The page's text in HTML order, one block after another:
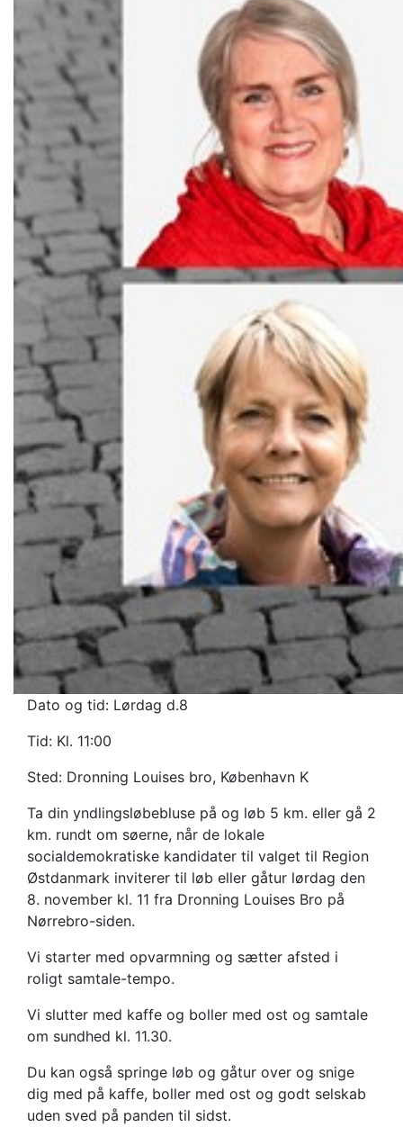
Dato og tid: Lørdag d.8
Tid: Kl. 11:00
Sted: Dronning Louises bro, København K
Ta din yndlingsløbebluse på og løb 5 km. eller gå 2
km. rundt om søerne, når de lokale
socialdemokratiske kandidater til valget til Region
Østdanmark inviterer til løb eller gåtur lørdag den
8. november kl. 11 fra Dronning Louises Bro på
Nørrebro-siden.
Vi starter med opvarmning og sætter afsted i
roligt samtale-tempo.
Vi slutter med kaffe og boller med ost og samtale
om sundhed kl. 11.30.
Du kan også springe løb og gåtur over og snige
dig med på kaffe, boller med ost og godt selskab
uden sved på panden til sidst.